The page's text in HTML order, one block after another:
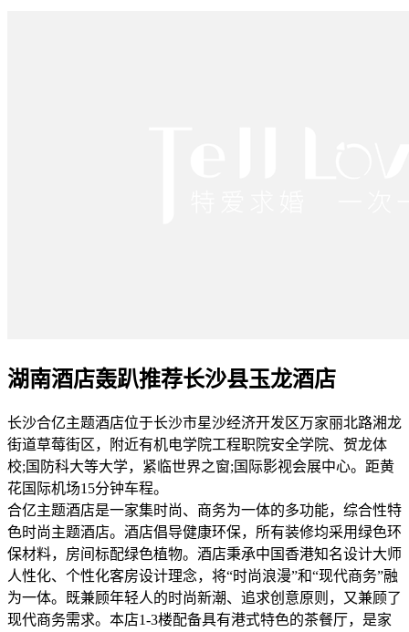
湖南酒店轰趴推荐长沙县玉龙酒店
长沙合亿主题酒店位于长沙市星沙经济开发区万家丽北路湘龙
街道草莓街区，附近有机电学院工程职院安全学院、贺龙体
校;国防科大等大学，紧临世界之窗;国际影视会展中心。距黄
花国际机场15分钟车程。
合亿主题酒店是一家集时尚、商务为一体的多功能，综合性特
色时尚主题酒店。酒店倡导健康环保，所有装修均采用绿色环
保材料，房间标配绿色植物。酒店秉承中国香港知名设计大师
人性化、个性化客房设计理念，将“时尚浪漫”和“现代商务”融
为一体。既兼顾年轻人的时尚新潮、追求创意原则，又兼顾了
现代商务需求。本店1-3楼配备具有港式特色的茶餐厅，是家